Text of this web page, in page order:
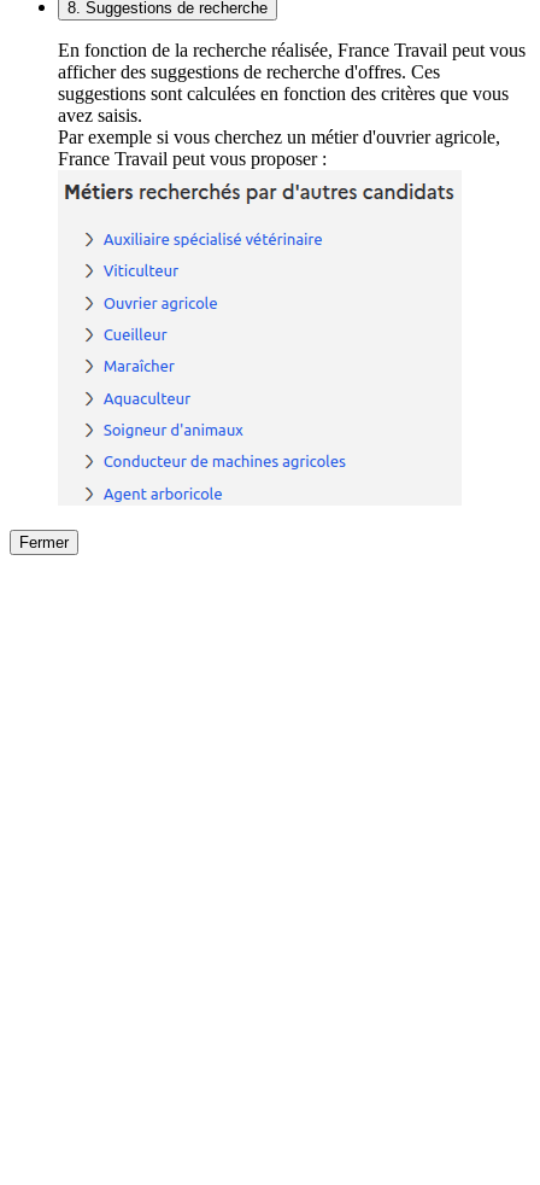
8. Suggestions de recherche
En fonction de la recherche réalisée, France Travail peut vous
afficher des suggestions de recherche d'offres. Ces
suggestions sont calculées en fonction des critères que vous
avez saisis.
Par exemple si vous cherchez un métier d'ouvrier agricole,
France Travail peut vous proposer :
Fermer